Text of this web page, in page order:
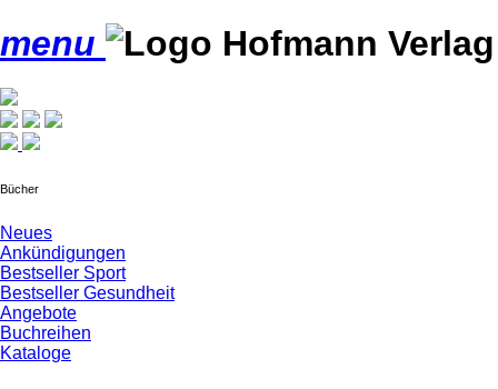
menu
Bücher
Neues
Ankündigungen
Bestseller Sport
Bestseller Gesundheit
Angebote
Buchreihen
Kataloge